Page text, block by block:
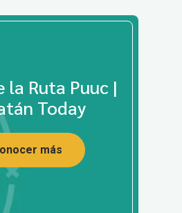
la Ruta Puuc |
Today
más